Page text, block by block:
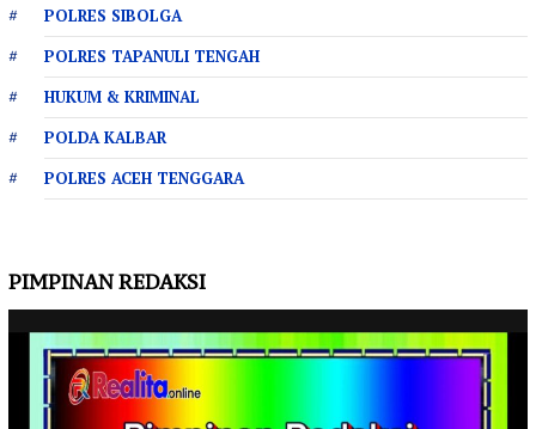
POLRES SIBOLGA
POLRES TAPANULI TENGAH
HUKUM & KRIMINAL
POLDA KALBAR
POLRES ACEH TENGGARA
PIMPINAN REDAKSI